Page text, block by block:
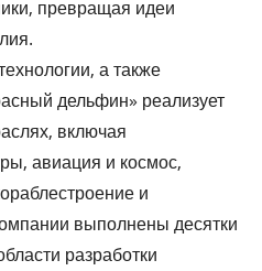
превращая идеи
а также
дельфин» реализует
включая
авиация и космос,
и
выполнены десятки
разработки